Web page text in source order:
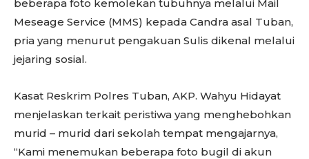
beberapa foto kemolekan tubuhnya melalui Mail
Meseage Service (MMS) kepada Candra asal Tuban,
pria yang menurut pengakuan Sulis dikenal melalui
jejaring sosial.
Kasat Reskrim Polres Tuban, AKP. Wahyu Hidayat
menjelaskan terkait peristiwa yang menghebohkan
murid – murid dari sekolah tempat mengajarnya,
“Kami menemukan beberapa foto bugil di akun